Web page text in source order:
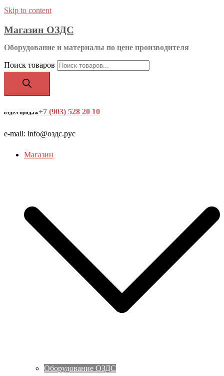
Skip to content
Магазин ОЗДС
Оборудование и материалы по цене производителя
Поиск товаров
отдел продаж+7 (903) 528 20 10
e-mail: info@оздс.рус
Магазин
Оборудование ОЗДС